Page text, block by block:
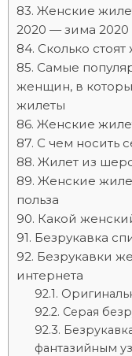
Женские
2020 — зима 2020
Сколько
Самые
женщин, в
жилеты
Женские
С чем носить
Жилет из
Женские
польза
Какой
Безрукавка
Безрукавки
интернета
Серая
фантазийным